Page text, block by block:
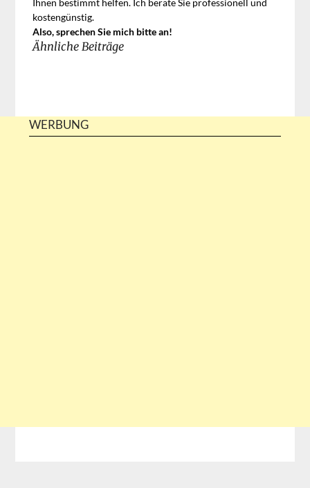
Ihnen bestimmt helfen. Ich berate Sie professionell und
kostengünstig.
Also, sprechen Sie mich bitte an!
Ähnliche Beiträge
WERBUNG